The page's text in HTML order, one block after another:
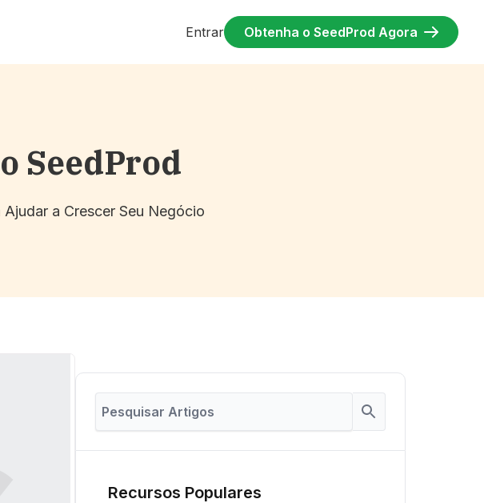
Entrar Obtenha o SeedProd Agora
SeedProd
a Crescer Seu Negócio
Recursos Populares